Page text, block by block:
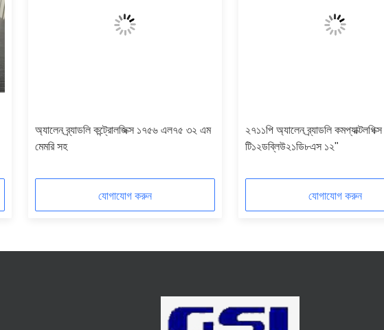
অ্যালেন ব্র্যাডলি কন্ট্রোলজিক্স ১৭৫৬ এল৭৫ ৩২ এম
মেমরি সহ
যোগাযোগ করুন
২৭১১পি অ্যালেন ব্র্যাডলি কমপ্যাক্টলগিক্স
টি১২ডব্লিউ২১ডি৮এস ১২"
যোগাযোগ করুন